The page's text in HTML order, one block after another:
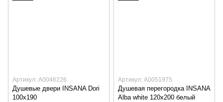
Артикул: А0046226
Душевые двери INSANA Dori
100x190
Артикул: А0051975
Душевая перегородка INSANA
Alba white 120x200 белый